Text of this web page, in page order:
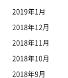
2019年1月
2018年12月
2018年11月
2018年10月
2018年9月